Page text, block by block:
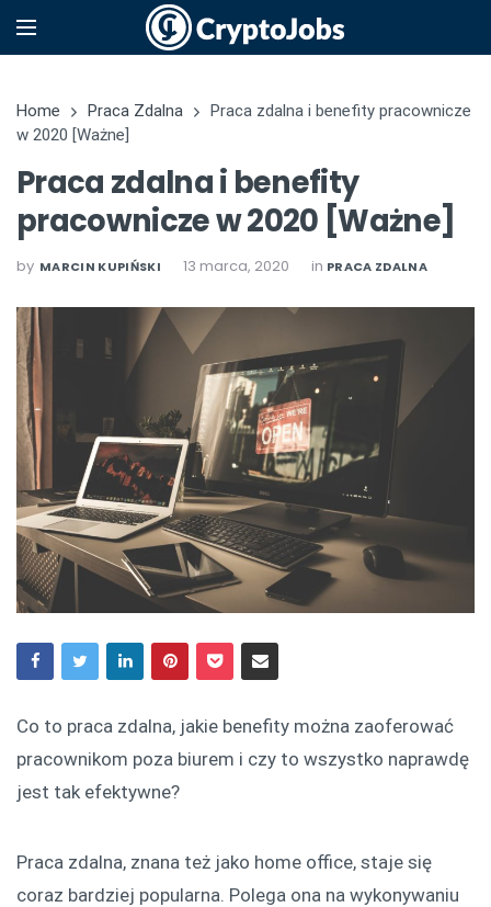
Home Praca Zdalna
Praca zdalna i benefity pracownicze
w 2020 [Ważne]
Praca zdalna i benefity
pracownicze w 2020 [Ważne]
by MARCIN KUPIŃSKI 13 marca, 2020 in PRACA ZDALNA
Co to praca zdalna, jakie benefity można zaoferować
pracownikom poza biurem i czy to wszystko naprawdę
jest tak efektywne?
Praca zdalna, znana też jako home office, staje się
coraz bardziej popularna. Polega ona na wykonywaniu